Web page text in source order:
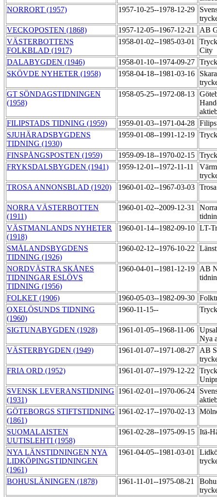
NORRORT (1957)
1957-10-25--1978-12-29
VECKOPOSTEN (1868)
1957-12-05--1967-12-21
AB
VÄSTERBOTTENS
FOLKBLAD (1917)
1958-01-02--1985-03-01
City
DALABYGDEN (1946)
1958-01-10--1974-09-27
SKÖVDE NYHETER (1958)
1958-04-18--1981-03-16
GT SÖNDAGSTIDNINGEN
(1958)
1958-05-25--1972-08-13
FILIPSTADS TIDNING (1959)
1959-01-03--1971-04-28
SJUHÄRADSBYGDENS
TIDNING (1930)
1959-01-08--1991-12-19
FINSPÅNGSPOSTEN (1959) 1959-09-18--1970-02-15
FRYKSDALSBYGDEN (1941)
1959-12-01--1972-11-11
TROSA ANNONSBLAD (1920)
1960-01-02--1967-03-03
NORRA VÄSTERBOTTEN
(1911)
1960-01-02--2009-12-31
VÄSTMANLANDS NYHETER
(1918)
1960-01-14--1982-09-10 LT-
SMÅLANDSBYGDENS
TIDNING (1926)
1960-02-12--1976-10-22
NORDVÄSTRA SKÅNES
TIDNINGAR ESLÖVS
TIDNING (1956)
1960-04-01--1981-12-19
AB
FOLKET (1906) 1960-05-03--1982-09-30
OXELÖSUNDS TIDNING
(1960)
1960-11-15--
SIGTUNABYGDEN (1928) 1961-01-05--1968-11-06
Nya
VÄSTERBYGDEN (1949)
1961-01-07--1971-08-27
AB
FRIA ORD (1952)
1961-01-07--1979-12-22
SVENSK LEVERANSTIDNING
(1931)
1961-02-01--1970-06-24
GÖTEBORGS STIFTSTIDNING
(1861)
1961-02-17--1970-02-13
SUOMALAISTEN
UUTISLEHTI (1958)
1961-02-28--1975-09-15 Itä-
NYA LÄNSTIDNINGEN NYA
LIDKÖPINGSTIDNINGEN
(1961)
1961-04-05--1981-03-01
BOHUSLÄNINGEN (1878) 1961-11-01--1975-08-21